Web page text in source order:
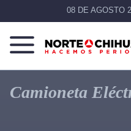
08 DE AGOSTO
Norte
De
Chihuahua
Más
que
noticias,
Camioneta